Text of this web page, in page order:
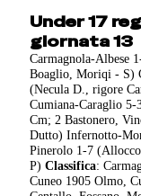
Under 17
giornata 13
Carmagnola-Albese
Boaglio, Moriqi - S)
(Necula D., rigore
Cumiana-Caraglio
Cm; 2 Bastonero,
Dutto) Infernotto-
Pinerolo 1-7
P)Classifica:
Cuneo 1905 Olmo,